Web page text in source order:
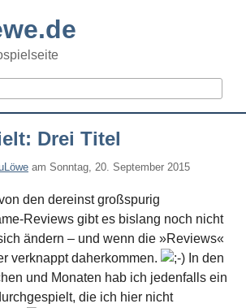
Drei Titel
am Sonntag, 20. September 2015
den dereinst großspurig
Reviews gibt es bislang noch nicht
ändern – und wenn die »Reviews«
verknappt daherkommen.
In den
und Monaten hab ich jedenfalls ein
die ich hier nicht